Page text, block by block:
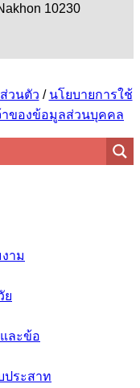
10230
วนตัว / นโยบายการใช้
ของข้อมูลส่วนบุคคล
าม
ย
ละข้อ
ประสาท